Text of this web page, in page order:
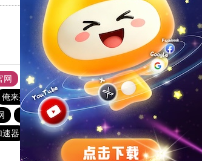
网 风驰加速器 旋风加速器
八戒看书
俺来买下载站
黑豹加速器
极光加速器 西柚加速器
CC加速器
速器 暴雪加速器vp
永久免费vqn加速外网